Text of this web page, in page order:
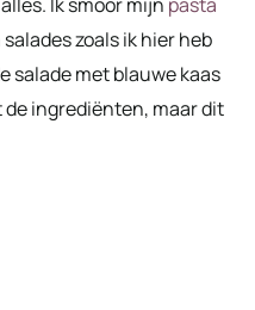
zoals ik hier heb
salade met blauwe kaas
ingrediënten, maar dit